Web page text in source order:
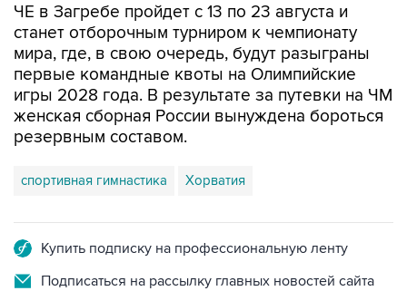
ЧЕ в Загребе пройдет с 13 по 23 августа и
станет отборочным турниром к чемпионату
мира, где, в свою очередь, будут разыграны
первые командные квоты на Олимпийские
игры 2028 года. В результате за путевки на ЧМ
женская сборная России вынуждена бороться
резервным составом.
спортивная гимнастика Хорватия
Купить подписку на профессиональную ленту
Подписаться на рассылку главных новостей сайта